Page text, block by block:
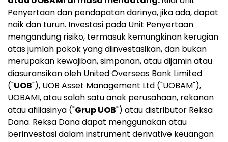
Penyertaan dan pendapatan darinya, jika ada, dapat
naik dan turun. Investasi pada Unit Penyertaan
mengandung risiko, termasuk kemungkinan kerugian
atas jumlah pokok yang diinvestasikan, dan bukan
merupakan kewajiban, simpanan, atau dijamin atau
diasuransikan oleh United Overseas Bank Limited
("UOB"), UOB Asset Management Ltd ("UOBAM"),
UOBAMI, atau salah satu anak perusahaan, rekanan
atau afiliasinya ("Grup UOB") atau distributor Reksa
Dana. Reksa Dana dapat menggunakan atau
berinvestasi dalam instrument derivative keuangan